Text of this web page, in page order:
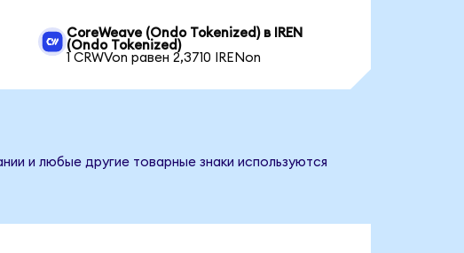
CoreWeave (Ondo Tokenized) в IREN
(Ondo Tokenized)
1 CRWVon равен 2,3710 IRENon
и любые другие товарные знаки используются